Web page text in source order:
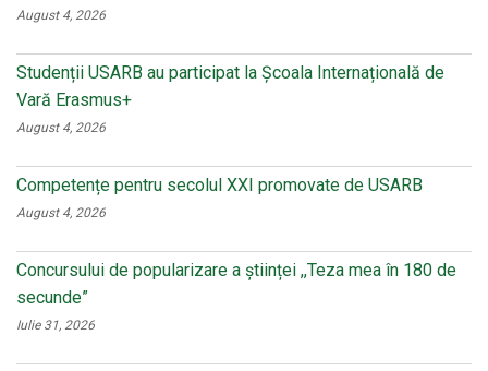
August 4, 2026
Studenții USARB au participat la Școala Internațională de
Vară Erasmus+
August 4, 2026
Competențe pentru secolul XXI promovate de USARB
August 4, 2026
Concursului de popularizare a științei ,,Teza mea în 180 de
secunde”
Iulie 31, 2026